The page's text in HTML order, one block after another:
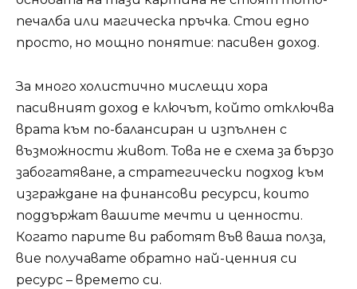
печалба или магическа пръчка. Стои едно
просто, но мощно понятие: пасивен доход.
За много холистично мислещи хора
пасивният доход е ключът, който отключва
врата към по-балансиран и изпълнен с
възможности живот. Това не е схема за бързо
забогатяване, а стратегически подход към
изграждане на финансови ресурси, които
поддържат вашите мечти и ценности.
Когато парите ви работят във ваша полза,
вие получавате обратно най-ценния си
ресурс – времето си.